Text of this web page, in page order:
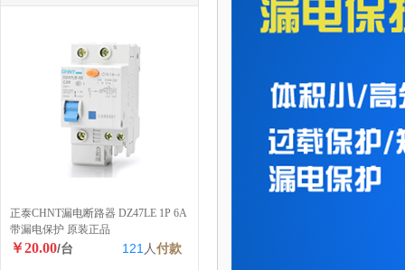
正泰CHNT漏电断路器 DZ47LE 1P 6A
带漏电保护 原装正品
￥20.00/台 121 人付款